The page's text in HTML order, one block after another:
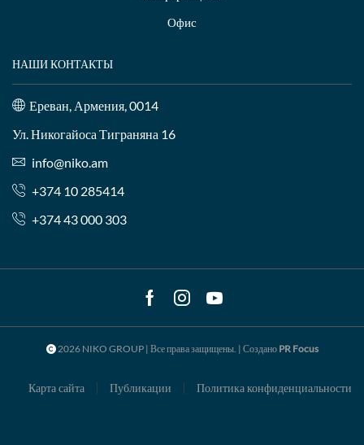
Офис
НАШИ КОНТАКТЫ
Ереван, Армения, 0014
Ул. Никогайоса Тиграняна 16
info@niko.am
+374 10 285414
+374 43 000 303
Facebook
Instagram
Youtube
2026 NIKO GROUP | Все права защищены. | Создано PR Focus
Карта сайта Публикации Политика конфиденциальности